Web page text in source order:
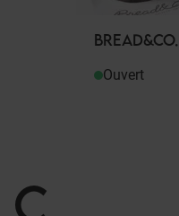
BREAD&CO.
Ouvert